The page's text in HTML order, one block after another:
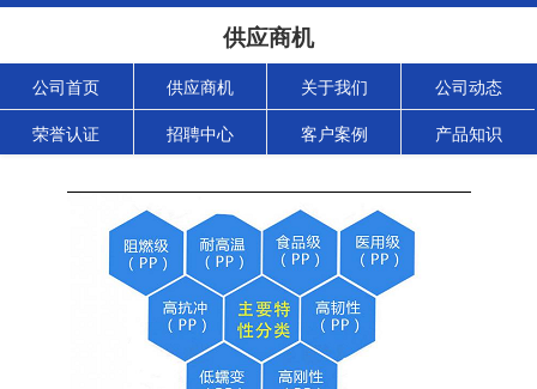
供应商机
公司首页 供应商机 关于我们 公司动态
荣誉认证 招聘中心 客户案例 产品知识